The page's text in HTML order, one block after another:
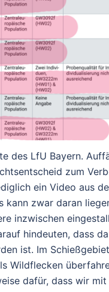
des LfU Bayern.
zum
ein Video aus
kann zwar daran
inzwischen
hindeuten, dass
ist. Im Schießgebiet
Wildflecken
dafür, dass wir mit